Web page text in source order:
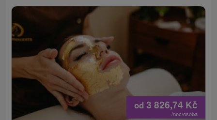
od 3 826,74 Kč
/noc/osoba